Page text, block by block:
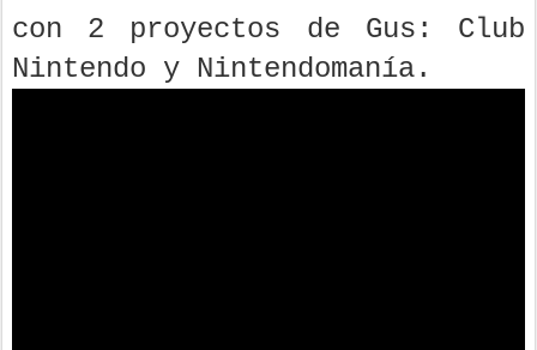
con 2 proyectos de Gus: Club
Nintendo y Nintendomanía.